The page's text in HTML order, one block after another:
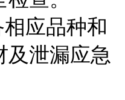
应品种和
及泄漏应急